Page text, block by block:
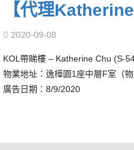
【代理
2020-09-08
KOL帶睇樓 – Katherine Chu (S-
物業地址：逸樺園1座中層F室（
廣告日期：8/9/2020